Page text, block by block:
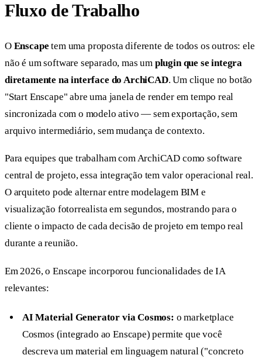
Fluxo de Trabalho
O Enscape tem uma proposta diferente de todos os outros: ele
não é um software separado, mas um plugin que se integra
diretamente na interface do ArchiCAD. Um clique no botão
"Start Enscape" abre uma janela de render em tempo real
sincronizada com o modelo ativo — sem exportação, sem
arquivo intermediário, sem mudança de contexto.
Para equipes que trabalham com ArchiCAD como software
central de projeto, essa integração tem valor operacional real.
O arquiteto pode alternar entre modelagem BIM e
visualização fotorrealista em segundos, mostrando para o
cliente o impacto de cada decisão de projeto em tempo real
durante a reunião.
Em 2026, o Enscape incorporou funcionalidades de IA
relevantes:
AI Material Generator via Cosmos: o marketplace
Cosmos (integrado ao Enscape) permite que você
descreva um material em linguagem natural ("concreto